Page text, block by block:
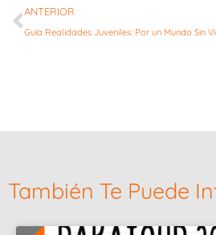
ANTERIOR
Guía Realidades Juveniles: Por un Mundo Sin
También Te Puede